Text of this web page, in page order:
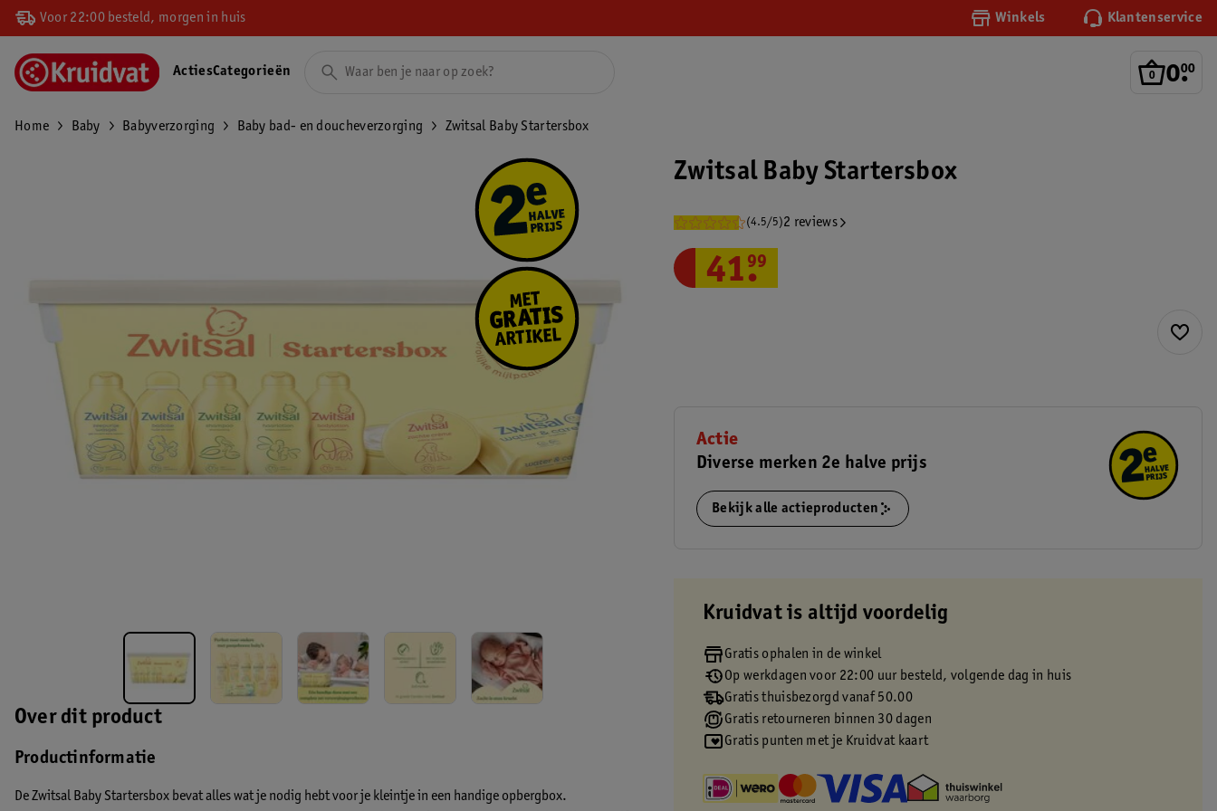
Voor 22:00 besteld, morgen in huis Winkels Klantenservice
0.
00
ActiesCategorieën
Home Baby Babyverzorging Baby bad- en doucheverzorging Zwitsal Baby Startersbox
Over dit product
Productinformatie
De Zwitsal Baby Startersbox bevat alles wat je nodig hebt voor je kleintje in een handige opbergbox.
Zwitsal Baby Startersbox
(4.5/5)2 reviews
41.
99
Actie
Diverse merken 2e halve prijs
Bekijk alle actieproducten
Kruidvat is altijd voordelig
Gratis ophalen in de winkel
Op werkdagen voor 22:00 uur besteld, volgende dag in huis
Gratis thuisbezorgd vanaf 50.00
Gratis retourneren binnen 30 dagen
Gratis punten met je Kruidvat kaart